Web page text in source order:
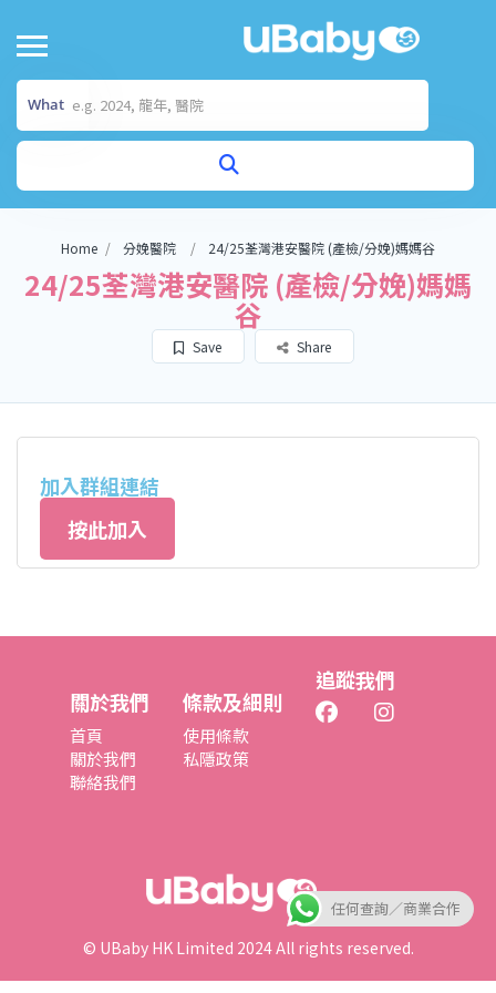
What
Home 分娩醫院 24/25荃灣港安醫院 (產檢/分娩)媽媽谷
24/25荃灣港安醫院 (產檢/分娩)媽媽
谷
Save Share
加入群組連結
按此加入
關於我們
首頁
關於我們
聯絡我們
條款及細則
使用條款
私隱政策
追蹤我們
© UBaby HK Limited 2024 All rights reserved.
任何查詢／商業合作